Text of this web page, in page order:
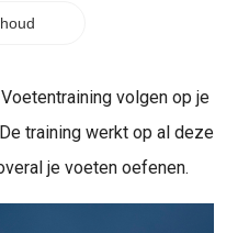
volgen op je
training werkt op al deze
je voeten oefenen.